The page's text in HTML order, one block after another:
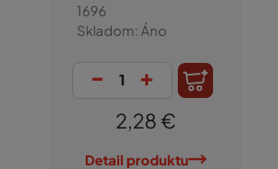
1696
Skladom: Áno
- +
2,28 €
Detail produktu